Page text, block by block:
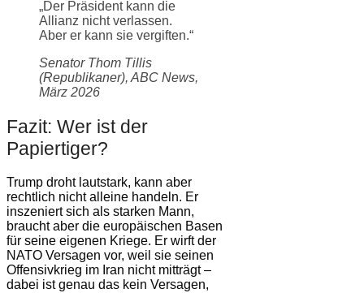
„Der Präsident kann die
Allianz nicht verlassen.
Aber er kann sie vergiften.“
Senator Thom Tillis
(Republikaner), ABC News,
März 2026
Fazit: Wer ist der
Papiertiger?
Trump droht lautstark, kann aber
rechtlich nicht alleine handeln. Er
inszeniert sich als starken Mann,
braucht aber die europäischen Basen
für seine eigenen Kriege. Er wirft der
NATO Versagen vor, weil sie seinen
Offensivkrieg im Iran nicht mitträgt –
dabei ist genau das kein Versagen,